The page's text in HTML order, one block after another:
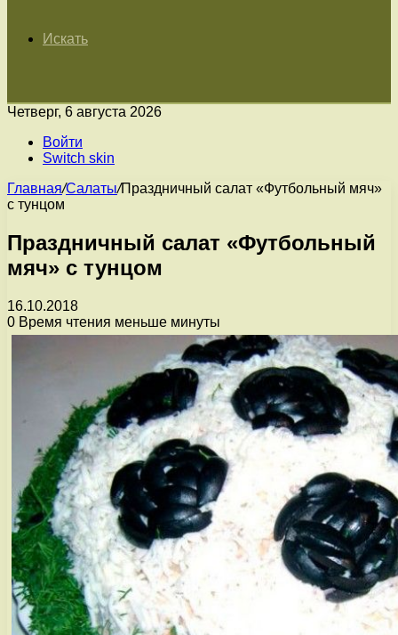
Искать
Четверг, 6 августа 2026
Войти
Switch skin
Главная/Салаты/Праздничный салат «Футбольный мяч»
с тунцом
Праздничный салат «Футбольный
мяч» с тунцом
16.10.2018
0 Время чтения меньше минуты